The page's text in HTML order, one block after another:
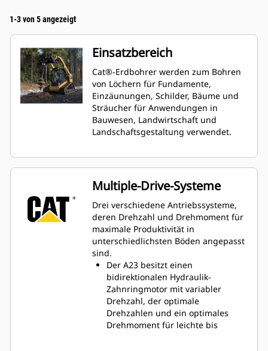
1-3 von 5 angezeigt
Einsatzbereich
Cat®-Erdbohrer werden zum Bohren
von Löchern für Fundamente,
Einzäunungen, Schilder, Bäume und
Sträucher für Anwendungen in
Bauwesen, Landwirtschaft und
Landschaftsgestaltung verwendet.
Multiple-Drive-Systeme
Drei verschiedene Antriebssysteme,
deren Drehzahl und Drehmoment für
maximale Produktivität in
unterschiedlichsten Böden angepasst
sind.
Der A23 besitzt einen
bidirektionalen Hydraulik-
Zahnringmotor mit variabler
Drehzahl, der optimale
Drehzahlen und ein optimales
Drehmoment für leichte bis